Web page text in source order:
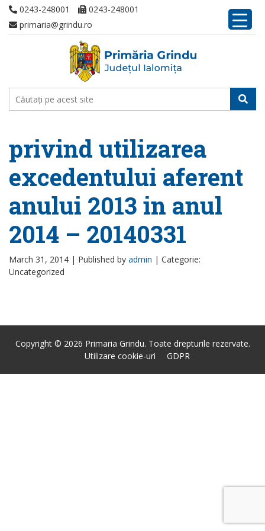
0243-248001
0243-248001
primaria@grindu.ro
privind utilizarea
excedentului aferent
anului 2013 in anul
2014 – 20140331
March 31, 2014 | Published by admin | Categorie:
Uncategorized
Copyright © 2026 Primaria Grindu. Toate drepturile rezervate.
Utilizare cookie-uri
GDPR